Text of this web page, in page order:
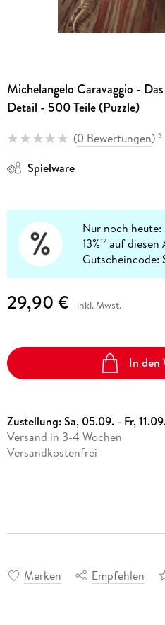
Michelangelo Caravaggio -
Detail - 500 Teile (Puzzle)
(0 Bewertungen)15
Spielware
Nur noch heute:
13%12 auf diesen
Gutscheincode:
29,90 € inkl. Mwst.
In den
Zustellung:Sa, 05.09. - Fr,
Versand in 3-4 Wochen
Versandkostenfrei
Merken Empfehlen